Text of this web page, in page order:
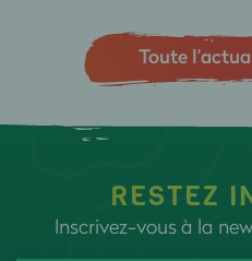
Toute
RESTEZ
Inscrivez-vous à la